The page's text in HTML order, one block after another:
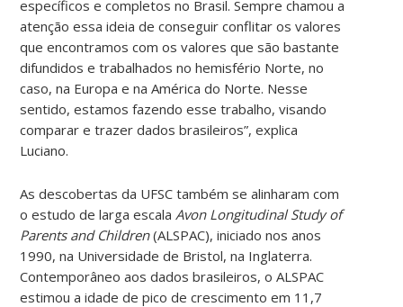
específicos e completos no Brasil. Sempre chamou a
atenção essa ideia de conseguir conflitar os valores
que encontramos com os valores que são bastante
difundidos e trabalhados no hemisfério Norte, no
caso, na Europa e na América do Norte. Nesse
sentido, estamos fazendo esse trabalho, visando
comparar e trazer dados brasileiros”, explica
Luciano.
As descobertas da UFSC também se alinharam com
o estudo de larga escala Avon Longitudinal Study of
Parents and Children(ALSPAC), iniciado nos anos
1990, na Universidade de Bristol, na Inglaterra.
Contemporâneo aos dados brasileiros, o ALSPAC
estimou a idade de pico de crescimento em 11,7